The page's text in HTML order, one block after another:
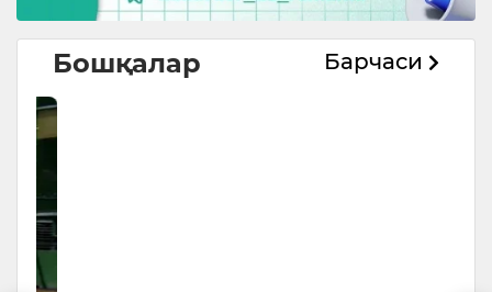
Бошқалар Барчаси